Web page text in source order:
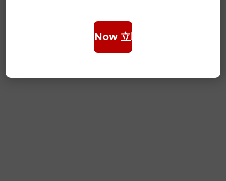
Book Now 立即购票